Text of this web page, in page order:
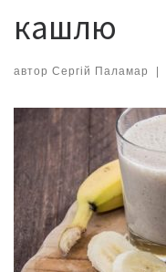
кашлю
автор Сергій Паламар |